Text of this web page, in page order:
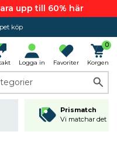
upp till 60% här
köp
Logga in Favoriter
0
Korgen
Prismatch
Vi matchar det